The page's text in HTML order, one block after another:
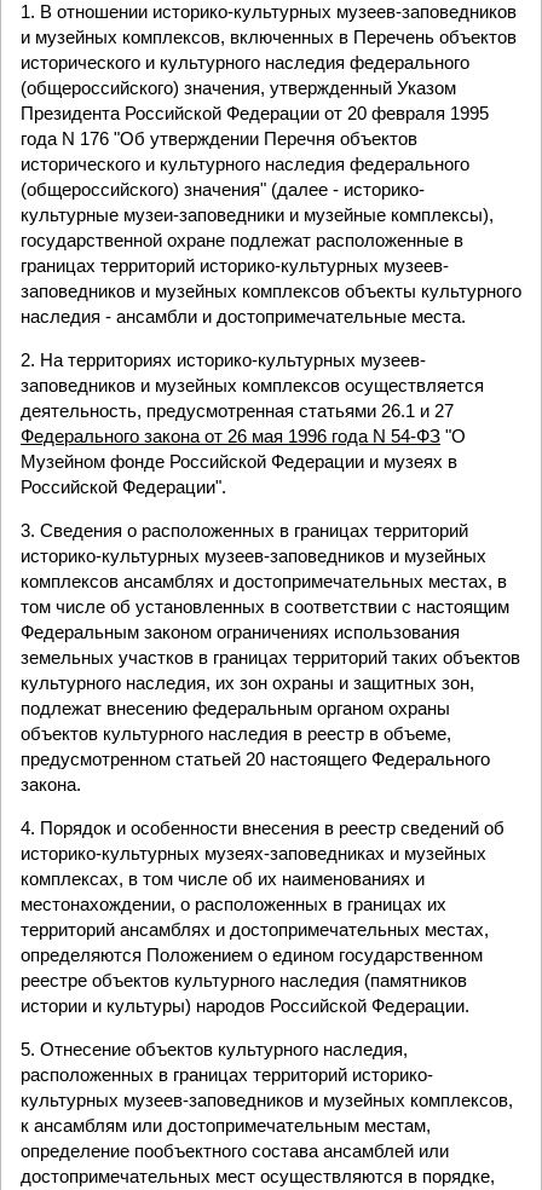
1. В отношении историко-культурных музеев-заповедников
и музейных комплексов, включенных в Перечень объектов
исторического и культурного наследия федерального
(общероссийского) значения, утвержденный Указом
Президента Российской Федерации от 20 февраля 1995
года N 176 "Об утверждении Перечня объектов
исторического и культурного наследия федерального
(общероссийского) значения" (далее - историко-
культурные музеи-заповедники и музейные комплексы),
государственной охране подлежат расположенные в
границах территорий историко-культурных музеев-
заповедников и музейных комплексов объекты культурного
наследия - ансамбли и достопримечательные места.
2. На территориях историко-культурных музеев-
заповедников и музейных комплексов осуществляется
деятельность, предусмотренная статьями 26.1 и 27
Федерального закона от 26 мая 1996 года N 54-ФЗ "О
Музейном фонде Российской Федерации и музеях в
Российской Федерации".
3. Сведения о расположенных в границах территорий
историко-культурных музеев-заповедников и музейных
комплексов ансамблях и достопримечательных местах, в
том числе об установленных в соответствии с настоящим
Федеральным законом ограничениях использования
земельных участков в границах территорий таких объектов
культурного наследия, их зон охраны и защитных зон,
подлежат внесению федеральным органом охраны
объектов культурного наследия в реестр в объеме,
предусмотренном статьей 20 настоящего Федерального
закона.
4. Порядок и особенности внесения в реестр сведений об
историко-культурных музеях-заповедниках и музейных
комплексах, в том числе об их наименованиях и
местонахождении, о расположенных в границах их
территорий ансамблях и достопримечательных местах,
определяются Положением о едином государственном
реестре объектов культурного наследия (памятников
истории и культуры) народов Российской Федерации.
5. Отнесение объектов культурного наследия,
расположенных в границах территорий историко-
культурных музеев-заповедников и музейных комплексов,
к ансамблям или достопримечательным местам,
определение пообъектного состава ансамблей или
достопримечательных мест осуществляются в порядке,